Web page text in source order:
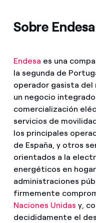
Sobre Endesa
Endesa es una
la segunda de
operador gasista del
un negocio
comercialización
servicios de
los principales
de España, y otros
orientados a la
energéticos en
administraciones
firmemente
Naciones Unidas y,
decididamente el